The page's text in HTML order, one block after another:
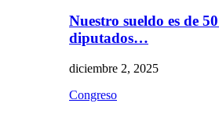
Nuestro sueldo es de
diputados…
diciembre 2, 2025
Congreso